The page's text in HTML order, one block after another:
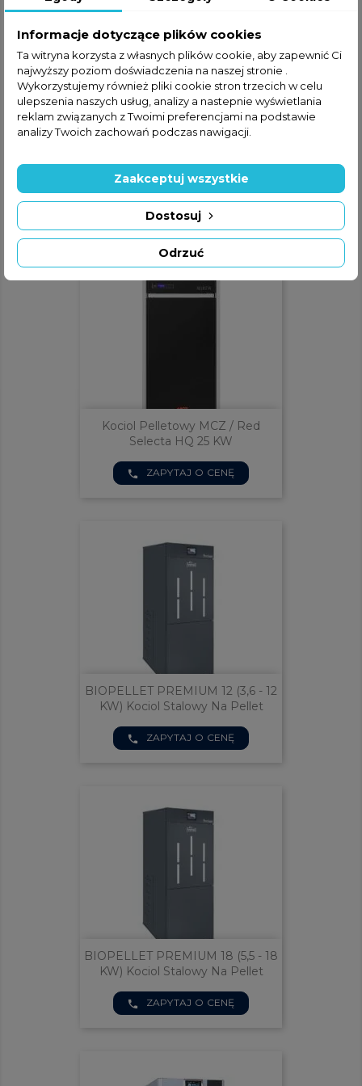
Kociol Pelletowy MCZ / Red
Selecta HQ 20 KW
ZAPYTAJ O CENĘ
Kociol Pelletowy MCZ / Red
Selecta HQ 25 KW
phone ZAPYTAJ O CENĘ
BIOPELLET PREMIUM 12 (3,6 - 12
KW) Kociol Stalowy Na Pellet
phone ZAPYTAJ O CENĘ
BIOPELLET PREMIUM 18 (5,5 - 18
KW) Kociol Stalowy Na Pellet
phone ZAPYTAJ O CENĘ
Informacje dotyczące plików cookies
Ta witryna korzysta z własnych plików cookie, aby zapewnić Ci
najwyższy poziom doświadczenia na naszej stronie .
Wykorzystujemy również pliki cookie stron trzecich w celu
ulepszenia naszych usług, analizy a nastepnie wyświetlania
reklam związanych z Twoimi preferencjami na podstawie
analizy Twoich zachowań podczas nawigacji.
Odrzuć
Dostosuj
Zaakceptuj wszystkie